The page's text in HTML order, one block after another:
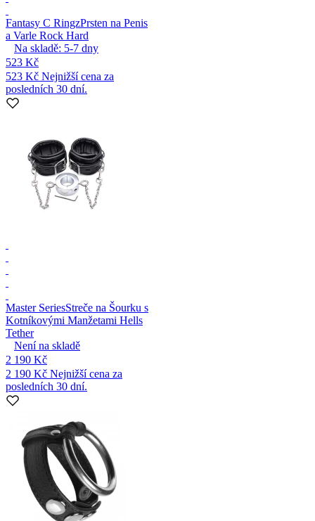
Fantasy C RingzPrsten na Penis
a Varle Rock Hard
Na skladě: 5-7 dny
523 Kč
523 Kč Nejnižší cena za
posledních 30 dní.
Master SeriesStreče na Šourku s
Kotníkovými Manžetami Hells
Tether
Není na skladě
2 190 Kč
2 190 Kč Nejnižší cena za
posledních 30 dní.